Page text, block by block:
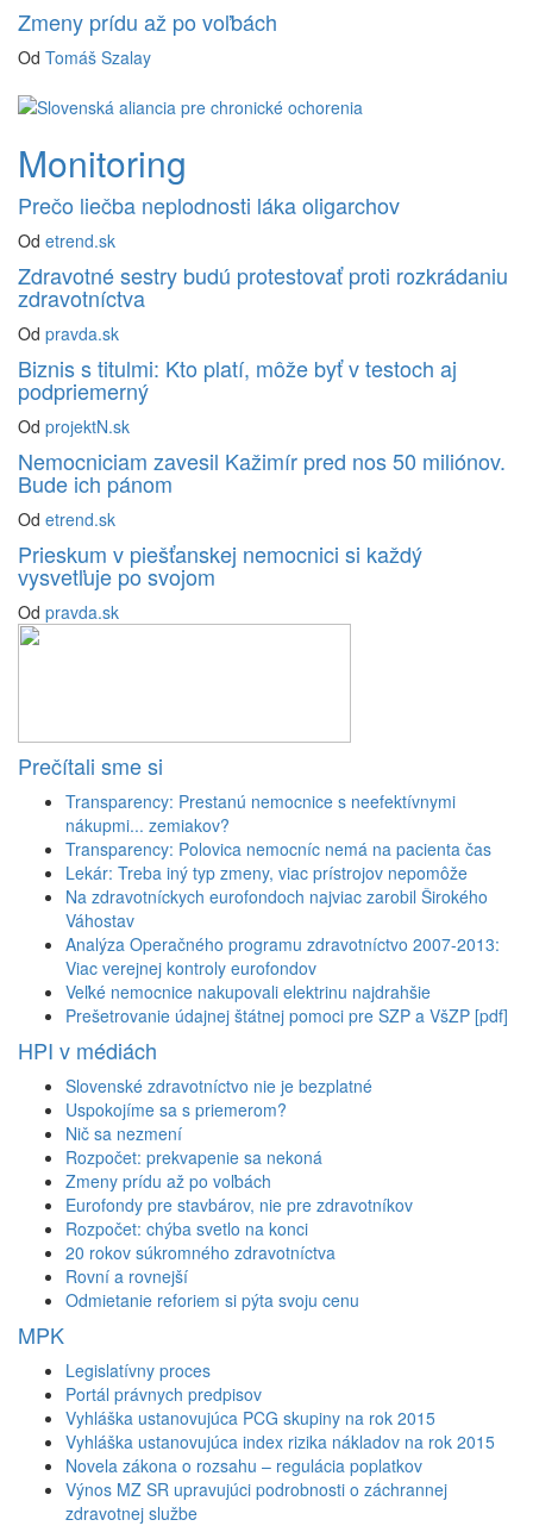
Zmeny prídu až po voľbách
Od Tomáš Szalay
Monitoring
Prečo liečba neplodnosti láka oligarchov
Od etrend.sk
Zdravotné sestry budú protestovať proti rozkrádaniu
zdravotníctva
Od pravda.sk
Biznis s titulmi: Kto platí, môže byť v testoch aj
podpriemerný
Od projektN.sk
Nemocniciam zavesil Kažimír pred nos 50 miliónov.
Bude ich pánom
Od etrend.sk
Prieskum v piešťanskej nemocnici si každý
vysvetľuje po svojom
Od pravda.sk
Prečítali sme si
Transparency: Prestanú nemocnice s neefektívnymi
nákupmi... zemiakov?
Transparency: Polovica nemocníc nemá na pacienta čas
Lekár: Treba iný typ zmeny, viac prístrojov nepomôže
Na zdravotníckych eurofondoch najviac zarobil Širokého
Váhostav
Analýza Operačného programu zdravotníctvo 2007-2013:
Viac verejnej kontroly eurofondov
Veľké nemocnice nakupovali elektrinu najdrahšie
Prešetrovanie údajnej štátnej pomoci pre SZP a VšZP [pdf]
HPI v médiách
Slovenské zdravotníctvo nie je bezplatné
Uspokojíme sa s priemerom?
Nič sa nezmení
Rozpočet: prekvapenie sa nekoná
Zmeny prídu až po voľbách
Eurofondy pre stavbárov, nie pre zdravotníkov
Rozpočet: chýba svetlo na konci
20 rokov súkromného zdravotníctva
Rovní a rovnejší
Odmietanie reforiem si pýta svoju cenu
MPK
Legislatívny proces
Portál právnych predpisov
Vyhláška ustanovujúca PCG skupiny na rok 2015
Vyhláška ustanovujúca index rizika nákladov na rok 2015
Novela zákona o rozsahu – regulácia poplatkov
Výnos MZ SR upravujúci podrobnosti o záchrannej
zdravotnej službe